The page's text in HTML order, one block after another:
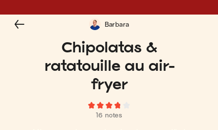
Chipolatas &
ratatouille au air-
fryer
16 notes
Barbara